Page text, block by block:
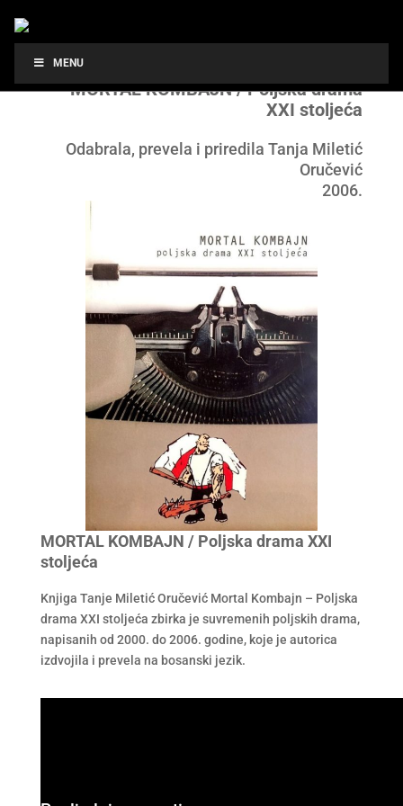
MENU
MORTAL KOMBAJN / Poljska drama
XXI stoljeća
Odabrala, prevela i priredila Tanja Miletić
Oručević
2006.
MORTAL KOMBAJN / Poljska drama XXI
stoljeća
Knjiga Tanje Miletić Oručević Mortal Kombajn – Poljska
drama XXI stoljeća zbirka je suvremenih poljskih drama,
napisanih od 2000. do 2006. godine, koje je autorica
izdvojila i prevela na bosanski jezik.